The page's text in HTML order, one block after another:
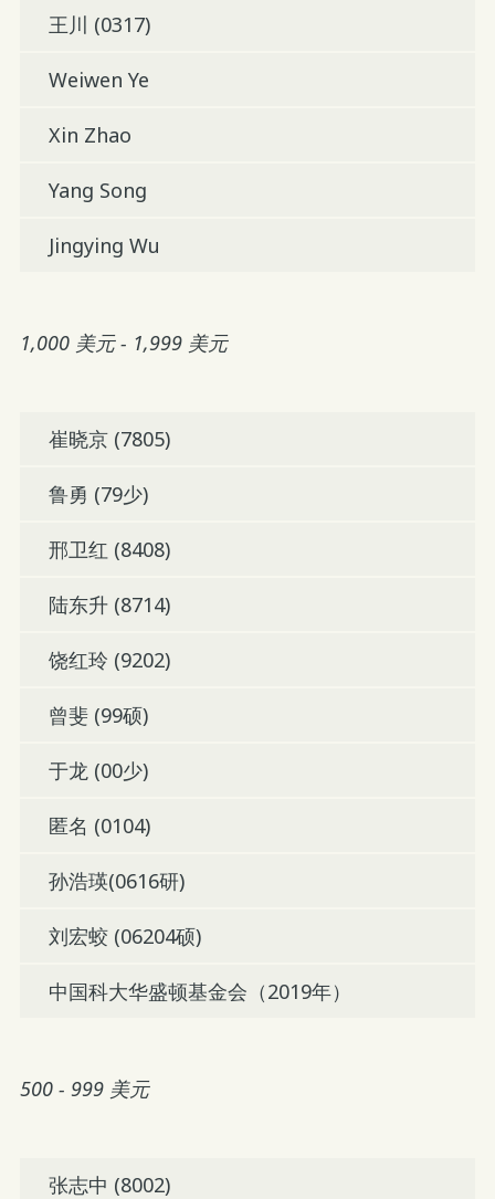
王川 (0317)
Weiwen Ye
Xin Zhao
Yang Song
Jingying Wu
1,000 美元 - 1,999 美元
崔晓京 (7805)
鲁勇 (79少)
邢卫红 (8408)
陆东升 (8714)
饶红玲 (9202)
曾斐 (99硕)
于龙 (00少)
匿名 (0104)
孙浩瑛(0616研)
刘宏蛟 (06204硕)
中国科大华盛顿基金会（2019年）
500 - 999 美元
张志中 (8002)